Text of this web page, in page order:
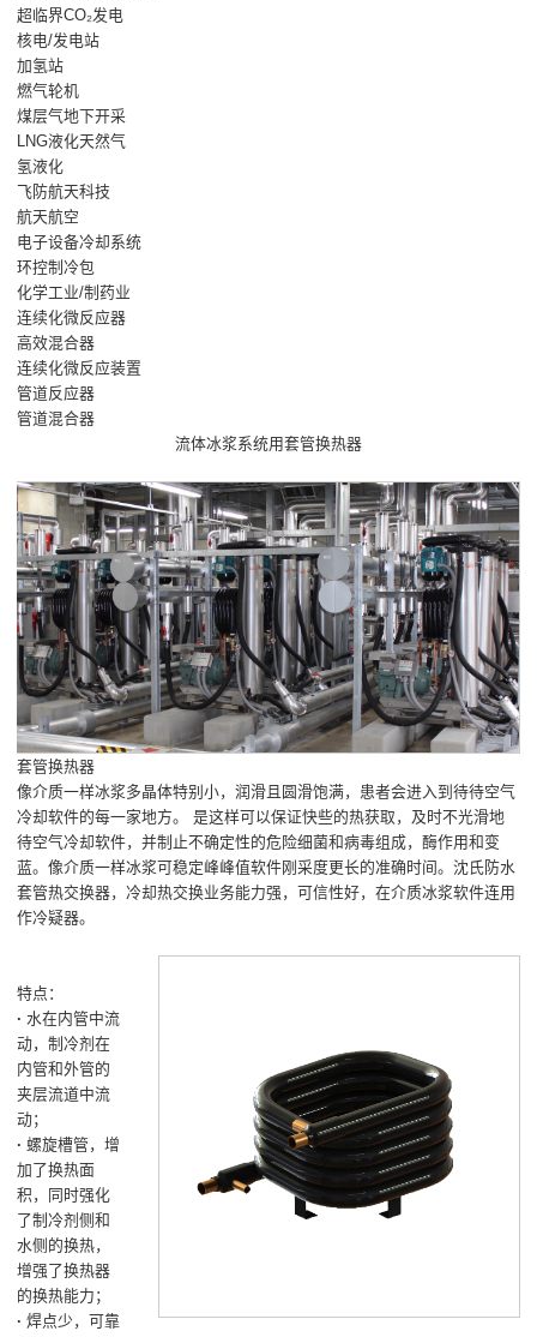
超临界CO₂发电
核电/发电站
加氢站
燃气轮机
煤层气地下开采
LNG液化天然气
氢液化
飞防航天科技
航天航空
电子设备冷却系统
环控制冷包
化学工业/制药业
连续化微反应器
高效混合器
连续化微反应装置
管道反应器
管道混合器
流体冰浆系统用套管换热器
套管换热器
像介质一样冰浆多晶体特别小，润滑且圆滑饱满，患者会进入到待待空气
冷却软件的每一家地方。 是这样可以保证快些的热获取，及时不光滑地
待空气冷却软件，并制止不确定性的危险细菌和病毒组成，酶作用和变
蓝。像介质一样冰浆可稳定峰峰值软件刚采度更长的准确时间。沈氏防水
套管热交换器，冷却热交换业务能力强，可信性好，在介质冰浆软件连用
作冷疑器。
特点：
·水在内管中流
动，制冷剂在
内管和外管的
夹层流道中流
动；
· 螺旋槽管，增
加了换热面
积，同时强化
了制冷剂侧和
水侧的换热，
增强了换热器
的换热能力；
·焊点少，可靠